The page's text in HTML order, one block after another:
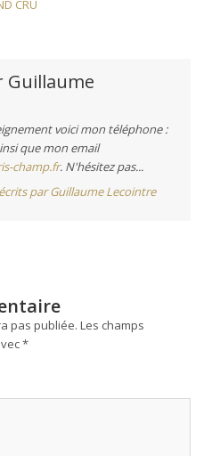
CRU
Guillaume
voici mon téléphone :
que mon email
champ.fr. N'hésitez pas...
par Guillaume Lecointre
pas publiée. Les champs
*